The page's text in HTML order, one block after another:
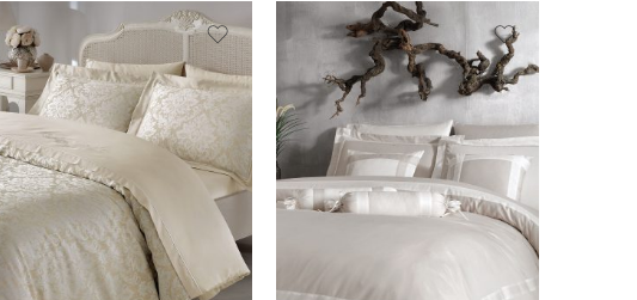
13,660 ₽–
1,5 СПАЛЬНЫЙ
ЕВРО MAXI
10,755₽